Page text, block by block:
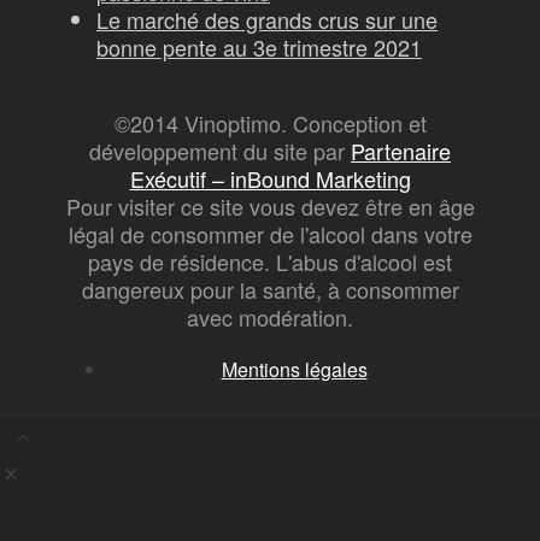
Le marché des grands crus sur une
bonne pente au 3e trimestre 2021
©2014 Vinoptimo. Conception et
développement du site par Partenaire
Exécutif – inBound Marketing
Pour visiter ce site vous devez être en âge
légal de consommer de l'alcool dans votre
pays de résidence. L'abus d'alcool est
dangereux pour la santé, à consommer
avec modération.
Mentions légales